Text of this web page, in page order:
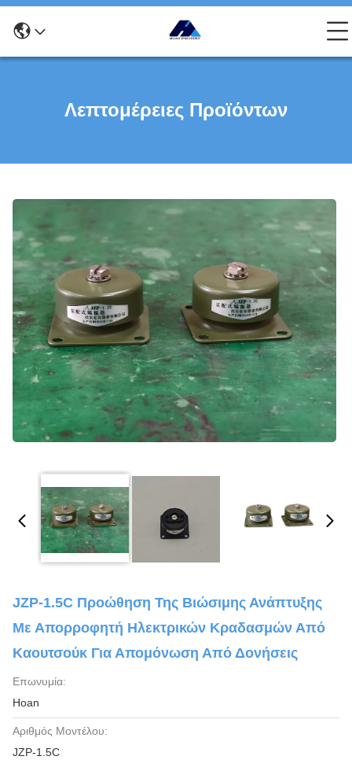
Λεπτομέρειες Προϊόντων
JZP-1.5C Προώθηση Της Βιώσιμης Ανάπτυξης
Με Απορροφητή Ηλεκτρικών Κραδασμών Από
Καουτσούκ Για Απομόνωση Από Δονήσεις
Επωνυμία:
Hoan
Αριθμός Μοντέλου:
JZP-1.5C